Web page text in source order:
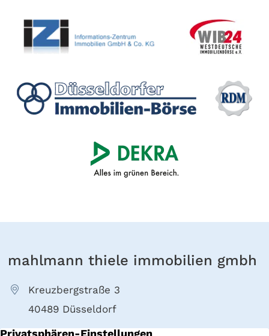
mahlmann thiele immobilien gmbh
Kreuzbergstraße 3
40489 Düsseldorf